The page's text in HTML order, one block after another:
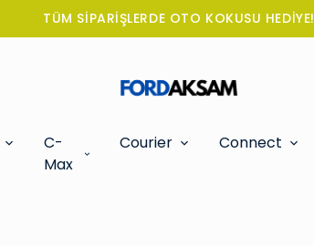
TÜM SİPARİŞLERDE OTO KOKUSU HEDİYE!
C-
Max
Courier Connect